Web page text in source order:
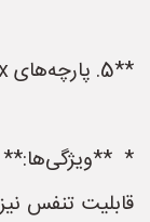
**5. پارچه‌های Gore-Tex و پارچه‌های تنفسی مشابه:**
*
قابلیت تنفس